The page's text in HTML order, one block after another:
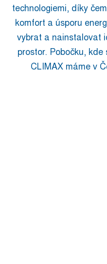
technologiemi, díky
komfort a úsporu
vybrat a nainstalovat
prostor. Pobočku,
CLIMAX máme v